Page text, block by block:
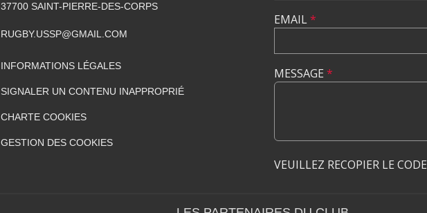
37700 SAINT-PIERRE-DES-CORPS
RUGBY.USSP@GMAIL.COM
INFORMATIONS LÉGALES
SIGNALER UN CONTENU INAPPROPRIÉ
CHARTE COOKIES
GESTION DES COOKIES
EMAIL*
MESSAGE *
VEUILLEZ RECOPIER LE CODE